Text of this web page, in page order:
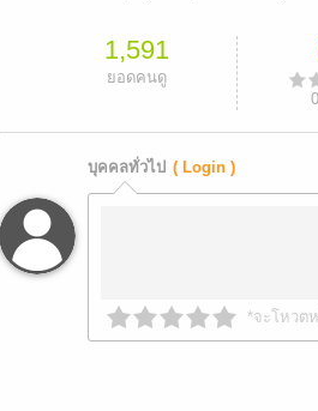
1,591
ยอดคนดู
0
บุคคลทั่วไป ( Login )
*จะโหวต